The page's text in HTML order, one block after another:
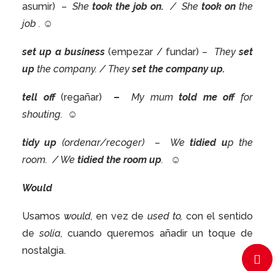
asumir)
– Shetook the job on. / Shetook on the
job . ☺
set up a business(empezar / fundar) – Theyset
up the company. / Theyset the company up.
tell off(regañar) – My mumtold me offfor
shouting.
☺
tidy up (ordenar/recoger) – Wetidied up the
room. / We tidied the room up. ☺
Would
Usamos would, en vez de used to, con el sentido
desolía,cuando queremos añadir un toque de
nostalgia.